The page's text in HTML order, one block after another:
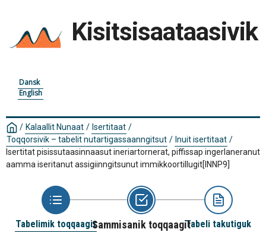
Kisitsisaataasivik
Dansk
English
/ Kalaallit Nunaat / Isertitaat /
Toqqorsivik – tabelit nutartigassaanngitsut / Inuit isertitaat /
Isertitat pisissutaasinnaasut ineriartornerat, piffissap ingerlaneranut
aamma iseritanut assigiinngitsunut immikkoortillugit[INNP9]
Tabelimik toqqaagitSammisanik toqqaagitTabeli takutiguk